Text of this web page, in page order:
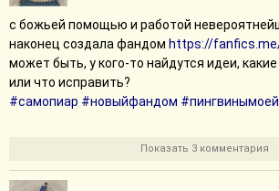
с божьей помощью и работой
наконец создала фандом https://
может быть, у кого-то найдутся идеи,
или что исправить?
#самопиар #новыйфандом
Показать 3 комментария